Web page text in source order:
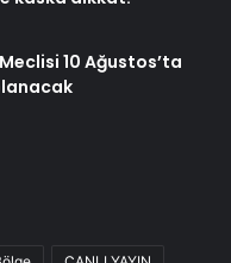
10 Ağustos’ta